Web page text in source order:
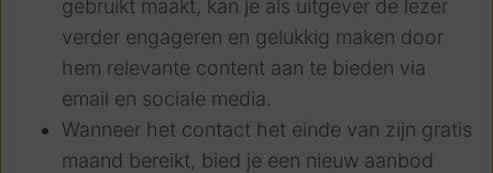
gebruikt maakt, kan je als uitgever de lezer
verder engageren en gelukkig maken door
hem relevante content aan te bieden via
email en sociale media.
Wanneer het contact het einde van zijn gratis
maand bereikt, bied je een nieuw aanbod